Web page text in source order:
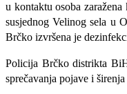
u kontaktu osoba
susjednog Velinog sela u
Brčko izvršena je
Policija Brčko distrikta
sprečavanja pojave i